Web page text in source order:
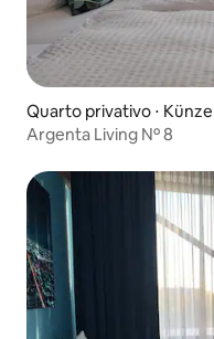
Quarto privativo ⋅ Künzell
Argenta Living Nº 8